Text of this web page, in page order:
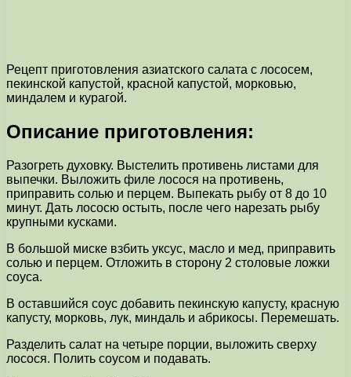
Рецепт приготовления азиатского салата с лососем,
пекинской капустой, красной капустой, морковью,
миндалем и курагой.
Описание приготовления:
Разогреть духовку. Выстелить противень листами для
выпечки. Выложить филе лосося на противень,
приправить солью и перцем. Выпекать рыбу от 8 до 10
минут. Дать лососю остыть, после чего нарезать рыбу
крупными кусками.
В большой миске взбить уксус, масло и мед, приправить
солью и перцем. Отложить в сторону 2 столовые ложки
соуса.
В оставшийся соус добавить пекинскую капусту, красную
капусту, морковь, лук, миндаль и абрикосы. Перемешать.
Разделить салат на четыре порции, выложить сверху
лосося. Полить соусом и подавать.